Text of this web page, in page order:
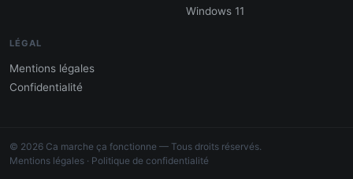
Windows 11
LÉGAL
Mentions légales
Confidentialité
© 2026 Ca marche ça fonctionne — Tous droits réservés.
Mentions légales · Politique de confidentialité
l'argent
Gagne 300 € – 5 000 € / mois · Guide testé